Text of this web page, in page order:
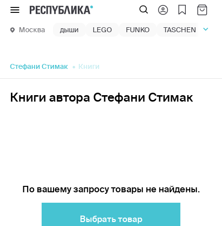
Меню
Москва дыши LEGO FUNKO TASCHEN
Стефани Стимак Книги
Книги автора Стефани Стимак
По вашему запросу товары не найдены.
Выбрать товар